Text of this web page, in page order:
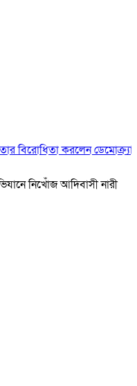
বিরোধিতা করলেন ডেমোক্র্যাট
নিখোঁজ আদিবাসী নারী